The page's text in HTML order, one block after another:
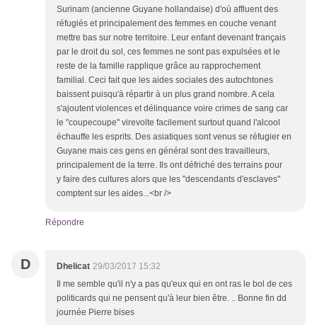
Surinam (ancienne Guyane hollandaise) d'où affluent des
réfugiés et principalement des femmes en couche venant
mettre bas sur notre territoire. Leur enfant devenant français
par le droit du sol, ces femmes ne sont pas expulsées et le
reste de la famille rapplique grâce au rapprochement
familial. Ceci fait que les aides sociales des autochtones
baissent puisqu'à répartir à un plus grand nombre. A cela
s'ajoutent violences et délinquance voire crimes de sang car
le "coupecoupe" virevolte facilement surtout quand l'alcool
échauffe les esprits. Des asiatiques sont venus se réfugier en
Guyane mais ces gens en général sont des travailleurs,
principalement de la terre. Ils ont défriché des terrains pour
y faire des cultures alors que les "descendants d'esclaves"
comptent sur les aides...<br />
Répondre
D Dhelicat 29/03/2017 15:32
Il me semble qu'il n'y a pas qu'eux qui en ont ras le bol de ces
politicards qui ne pensent qu'à leur bien être. .. Bonne fin dd
journée Pierre bises